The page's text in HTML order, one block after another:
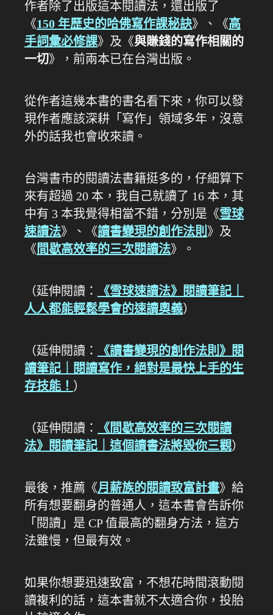
作者除了出版這本閱讀法，還出版了
《150 年歷史的哈佛寫作課秘訣》、《高
手詞彙必修課》及《與賺錢的寫作相關的
一切》，前兩本已在台灣出版。
從作者這幾本書的書名看下來，你可以發
現作者應該深耕「寫作」領域多年，沒意
外的話我也會收來讀。
台灣書市的閱讀法書籍挺多的，仔細算下
來有超過 20 本，我自己就讀了 16 本，其
中有 3 本我覺得相當不錯，分別是《雪球
速讀法》、《讀書變現的創作法則 》及
《 間歇高效率的三次閱讀法》。
（延伸閱讀：
《雪球速讀法》閱讀筆記｜
人人都能輕鬆學會的速讀奧義）
（延伸閱讀：
《讀書變現的創作法則》閱
讀筆記｜閱讀寫作，絕對是最快上手的生
存技能！ ）
（延伸閱讀：
《間歇高效率的三次閱讀
法》閱讀筆記｜這個讀書法將毀你三觀）
最後，推薦《月薪族的閱讀致富計畫》給
所有想要翻身的普通人，這本書會告訴你
「閱讀」是 CP 值最高的翻身方法，這方
法雖慢，但最有效。
如果你想要迅速致富，不想花時間滾動閱
讀複利的話，這本書就不太適合你，投胎